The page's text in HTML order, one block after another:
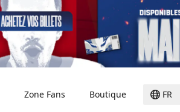
Zone Fans Boutique FR